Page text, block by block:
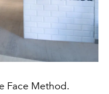
Face Method.